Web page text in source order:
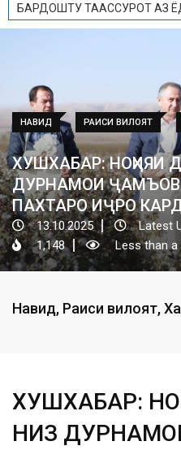
НАВИД РАИСИ ВИЛОЯТ
ХУШХАБАР: НОҲИЯИ
ДУРНАМОИ
ПАХТАРО ИҶРО
13.10.2025
Latest
1,148
Less than a
Навид, Раиси вилоят,
ХУШХАБАР:
НИЗ